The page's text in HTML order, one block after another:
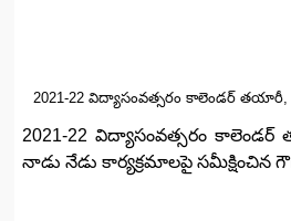
2021-22 విద్యాసంవత్సరం కాలెండర్ తయారీ,
2021-22 విద్యాసంవత్సరం కాలెండర్
నాడు నేడు కార్యక్రమాలపై సమీక్షించిన